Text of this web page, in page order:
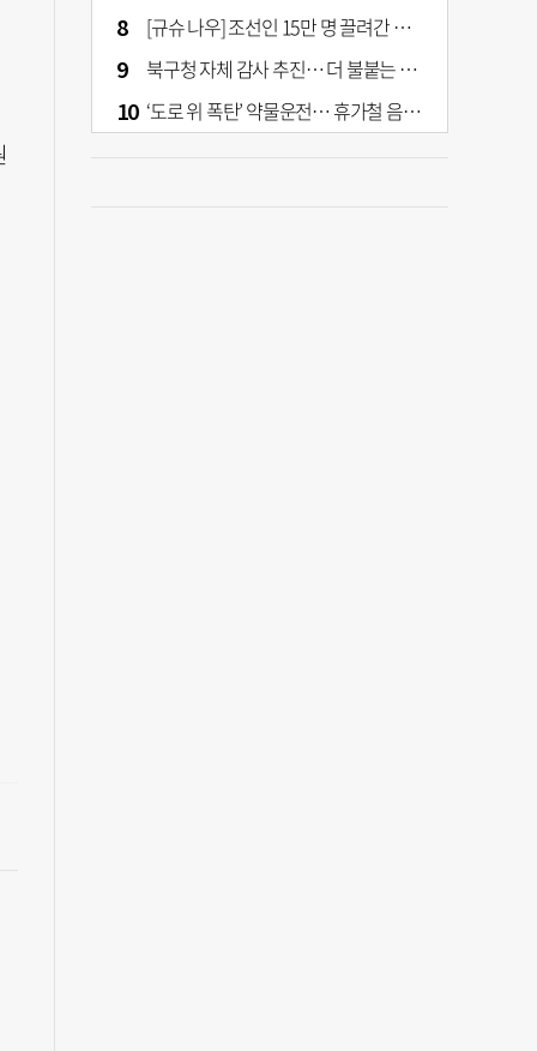
[규슈 나우] 조선인 15만 명 끌려간 치쿠호 탄광… 대를 이은 진실 캐기
북구청 자체 감사 추진… 더 불붙는 북구 신청사 갈등
‘도로 위 폭탄’ 약물운전… 휴가철 음주와 병행 단속 [교통안전, 시민이 만든다]